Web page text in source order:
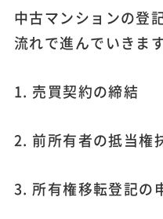
中古マンションの登
流れで進んでいきます
1. 売買契約の締結
2. 前所有者の抵当権
3. 所有権移転登記の